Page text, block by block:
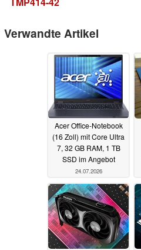
Verwandte Artikel
Acer Office-Notebook
(16 Zoll) mit Core Ultra
7, 32 GB RAM, 1 TB
SSD im Angebot
24.07.2026